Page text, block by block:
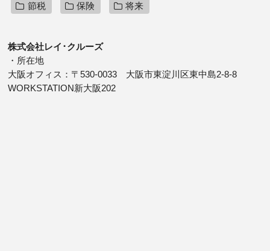
節税 保険 将来
株式会社レイ･クルーズ
・所在地
大阪オフィス：〒530-0033 大阪市東淀川区東中島2-8-8
WORKSTATION新大阪202